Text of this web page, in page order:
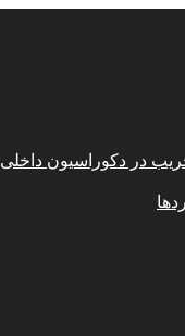
در دکوراسیون داخلی